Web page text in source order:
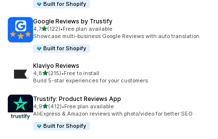
Built for Shopify
Google Reviews by Trustify
4,75 yıldız üzerinden
(122)
toplam 122 değerlendirme
•Free plan available
Showcase multi-business Google Reviews with auto translation
Built for Shopify
Klaviyo Reviews
4,85 yıldız üzerinden
(215)
toplam 215 değerlendirme
•Free to install
Build 5-star experiences for your customers.
Trustify: Product Reviews App
4,95 yıldız üzerinden
(412)
toplam 412 değerlendirme
•Free plan available
AliExpress & Amazon reviews with photo/video for better SEO
Built for Shopify